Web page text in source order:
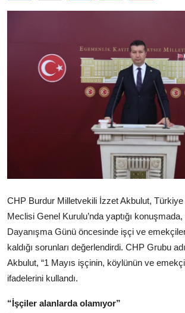
CHP Burdur Milletvekili İzzet Akbulut,
Meclisi Genel Kurulu’nda yaptığı
Dayanışma Günü öncesinde işçi ve
kaldığı sorunları değerlendirdi. CHP Grubu
Akbulut, “1 Mayıs işçinin, köylünün ve
ifadelerini kullandı.
“İşçiler alanlarda olamıyor”